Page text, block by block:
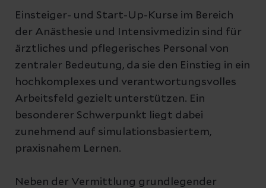
Einsteiger- und Start-Up-Kurse im Bereich
der Anästhesie und Intensivmedizin sind für
ärztliches und pflegerisches Personal von
zentraler Bedeutung, da sie den Einstieg in ein
hochkomplexes und verantwortungsvolles
Arbeitsfeld gezielt unterstützen. Ein
besonderer Schwerpunkt liegt dabei
zunehmend auf simulationsbasiertem,
praxisnahem Lernen.
Neben der Vermittlung grundlegender